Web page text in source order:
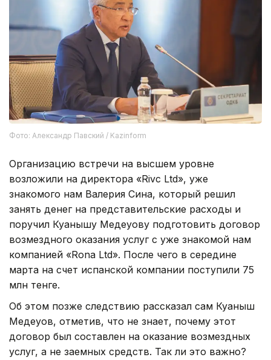
Фото: Александр Павский / Kazinform
Организацию встречи на высшем уровне
возложили на директора «Rivc Ltd», уже
знакомого нам Валерия Сина, который решил
занять денег на представительские расходы и
поручил Куанышу Медеуову подготовить договор
возмездного оказания услуг с уже знакомой нам
компанией «Rona Ltd». После чего в середине
марта на счет испанской компании поступили 75
млн тенге.
Об этом позже следствию рассказал сам Куаныш
Медеуов, отметив, что не знает, почему этот
договор был составлен на оказание возмездных
услуг, а не заемных средств. Так ли это важно?